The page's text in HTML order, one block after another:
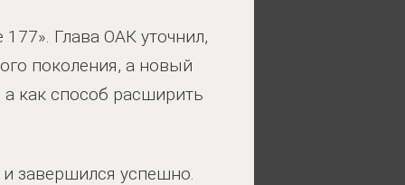
Глава ОАК уточнил,
поколения, а новый
а как способ расширить
завершился успешно.